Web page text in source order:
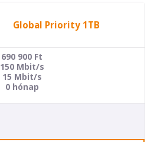
Global Priority 1TB
690 900 Ft
150 Mbit/s
15 Mbit/s
0 hónap